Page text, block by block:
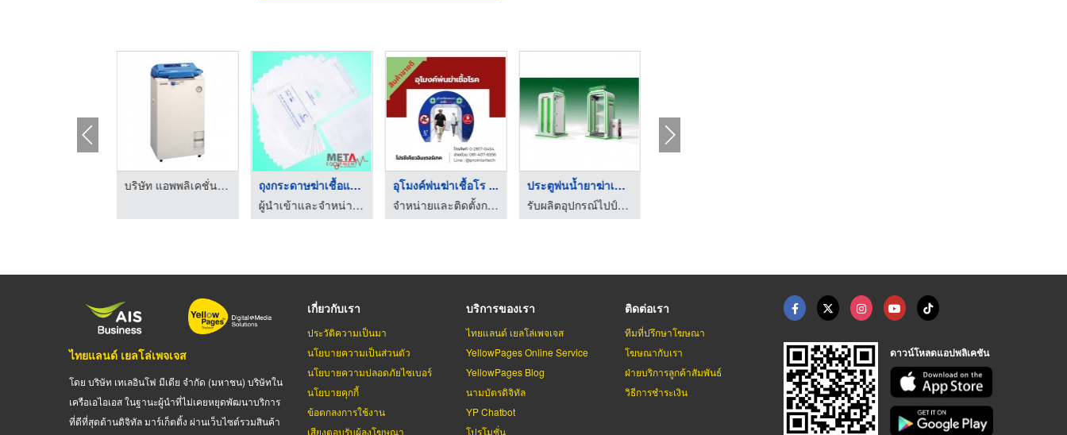
บริษัท แอพพลิเคชั่น เอ็นจิเนียริ่ง (2012) จำกัด
ถุงกระดาษฆ่าเชื้อแบบ ...
ผู้นำเข้าและจำหน่ายอุปกรณ์ทางการแพทย์ - เมทต้า อีควิปเมนท์
อุโมงค์พ่นฆ่าเชื้อโร ...
จำหน่ายและติดตั้งกล้องวงจรปิดราคาถูก
ประตูพ่นน้ำยาฆ่าเชื้ ...
รับผลิตอุปกรณ์ไปป์แอนด์จ้อยท์
ไทยแลนด์ เยลโล่เพจเจส
โดย บริษัท เทเลอินโฟ มีเดีย จำกัด (มหาชน) บริษัทใน
เครือเอไอเอส ในฐานะผู้นำที่ไม่เคยหยุดพัฒนาบริการ
ที่ดีที่สุดด้านดิจิทัล มาร์เก็ตติ้ง ผ่านเว็บไซต์รวมสินค้า
เกี่ยวกับเรา
ประวัติความเป็นมา
นโยบายความเป็นส่วนตัว
นโยบายความปลอดภัยไซเบอร์
นโยบายคุกกี้
ข้อตกลงการใช้งาน
เสียงตอบรับผู้ลงโฆษณา
บริการของเรา
ไทยแลนด์ เยลโล่เพจเจส
YellowPages Online Service
YellowPages Blog
นามบัตรดิจิทัล
YP Chatbot
โปรโมชั่น
ติดต่อเรา
ทีมที่ปรึกษาโฆษณา
โฆษณากับเรา
ฝ่ายบริการลูกค้าสัมพันธ์
วิธีการชำระเงิน
ดาวน์โหลดแอปพลิเคชัน